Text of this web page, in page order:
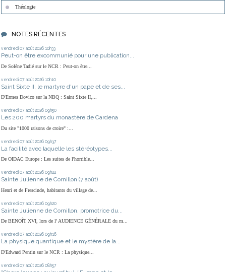
Théologie
NOTES RÉCENTES
vendredi 07 août 2026 10h33
Peut-on être excommunié pour une publication...
De Solène Tadié sur le NCR : Peut-on être...
vendredi 07 août 2026 10h10
Saint Sixte II, le martyre d'un pape et de ses...
D'Ermes Dovico sur la NBQ : Saint Sixte II,...
vendredi 07 août 2026 09h50
Les 200 martyrs du monastère de Cardena
Du site "1000 raisons de croire" :...
vendredi 07 août 2026 09h37
La facilité avec laquelle les stéréotypes...
De OIDAC Europe : Les suites de l'horrible...
vendredi 07 août 2026 09h22
Sainte Julienne de Cornillon (7 août)
Henri et de Frescinde, habitants du village de...
vendredi 07 août 2026 09h20
Sainte Julienne de Cornillon, promotrice du...
De BENOÎT XVI, lors de l' AUDIENCE GÉNÉRALE du m...
vendredi 07 août 2026 09h16
La physique quantique et le mystère de la...
D'Edward Pentin sur le NCR : La physique...
vendredi 07 août 2026 08h57